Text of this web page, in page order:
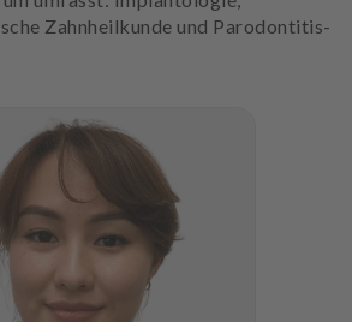
Zahnheilkunde und Parodontitis-